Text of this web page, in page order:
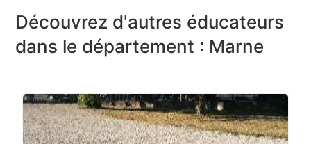
Découvrez d'autres éducateurs
dans le département : Marne